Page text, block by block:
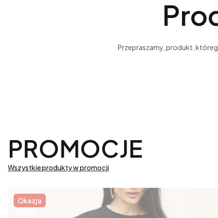
Przepraszamy, produkt,
PROMOCJE
Wszystkie produkty w promocji
Okazja